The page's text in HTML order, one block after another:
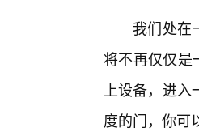
我们处在
将不再仅仅是
上设备，进
度的门，你可